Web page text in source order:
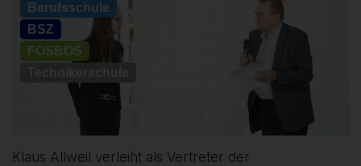
Berufsschule
BSZ
FOSBOS
Klaus Allweil verleiht als Vertreter der